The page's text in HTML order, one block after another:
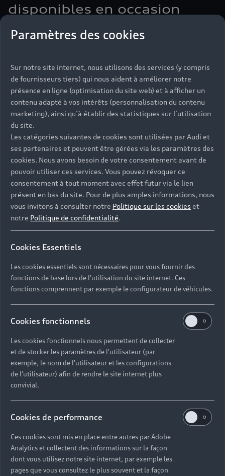
disponibles en occasion
musclée et à sa sonorité rauque intense. Dès la
design aérodynamique incarnent la sportivité. À bord
de cette mythique sportive, vous découvrez une
expérience de conduite unique, placée sous le signe
de l’efficience et des sensations. Capable de passer
de 0 à 100 km/h en moins de 3,5 secondes, elle
atteint la vitesse de pointe de 329 km/h sur circuit.
Paramètres des cookies
Sur notre site internet, nous utilisons des services (y compris
de fournisseurs tiers) qui nous aident à améliorer notre
présence en ligne (optimisation du site web) et à afficher un
contenu adapté à vos intérêts (personnalisation du contenu
marketing), ainsi qu’à établir des statistiques sur l’utilisation
du site.
Les catégories suivantes de cookies sont utilisées par Audi et
ses partenaires et peuvent être gérées via les paramètres des
cookies. Nous avons besoin de votre consentement avant de
pouvoir utiliser ces services. Vous pouvez révoquer ce
consentement à tout moment avec effet futur via le lien
présent en bas du site. Pour de plus amples informations, nous
vous invitons à consulter notre Politique sur les cookies et
notre Politique de confidentialité.
Cookies Essentiels
Les cookies essentiels sont nécessaires pour vous fournir des
fonctions de base lors de l'utilisation du site internet. Ces
fonctions comprennent par exemple le configurateur de véhicules.
Cookies fonctionnels
Les cookies fonctionnels nous permettent de collecter
et de stocker les paramètres de l'utilisateur (par
exemple, le nom de l'utilisateur et les configurations
de l'utilisateur) afin de rendre le site internet plus
convivial.
Cookies de performance
Ces cookies sont mis en place entre autres par Adobe
Analytics et collectent des informations sur la façon
dont vous utilisez notre site internet, par exemple les
pages que vous consultez le plus souvent et la façon